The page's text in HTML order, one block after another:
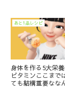
あと1品レシピ
身体を作る5大栄
ビタミンここまで
ても結構重要なな